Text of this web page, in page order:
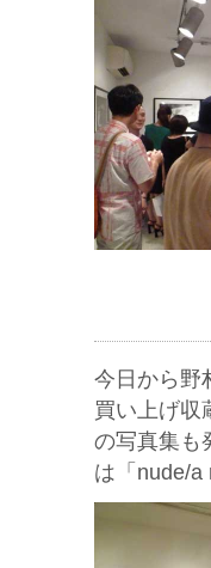
今日から野
買い上げ収
の写真集も
は「nude/a